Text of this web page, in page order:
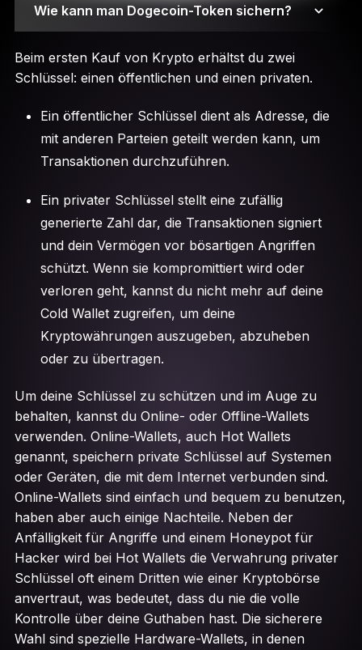
Wie kann man Dogecoin-Token sichern?
Beim ersten Kauf von Krypto erhältst du zwei
Schlüssel: einen öffentlichen und einen privaten.
Ein öffentlicher Schlüssel dient als Adresse, die
mit anderen Parteien geteilt werden kann, um
Transaktionen durchzuführen.
Ein privater Schlüssel stellt eine zufällig
generierte Zahl dar, die Transaktionen signiert
und dein Vermögen vor bösartigen Angriffen
schützt. Wenn sie kompromittiert wird oder
verloren geht, kannst du nicht mehr auf deine
Cold Wallet zugreifen, um deine
Kryptowährungen auszugeben, abzuheben
oder zu übertragen.
Um deine Schlüssel zu schützen und im Auge zu
behalten, kannst du Online- oder Offline-Wallets
verwenden. Online-Wallets, auch Hot Wallets
genannt, speichern private Schlüssel auf Systemen
oder Geräten, die mit dem Internet verbunden sind.
Online-Wallets sind einfach und bequem zu benutzen,
haben aber auch einige Nachteile. Neben der
Anfälligkeit für Angriffe und einem Honeypot für
Hacker wird bei Hot Wallets die Verwahrung privater
Schlüssel oft einem Dritten wie einer Kryptobörse
anvertraut, was bedeutet, dass du nie die volle
Kontrolle über deine Guthaben hast. Die sicherere
Wahl sind spezielle Hardware-Wallets, in denen